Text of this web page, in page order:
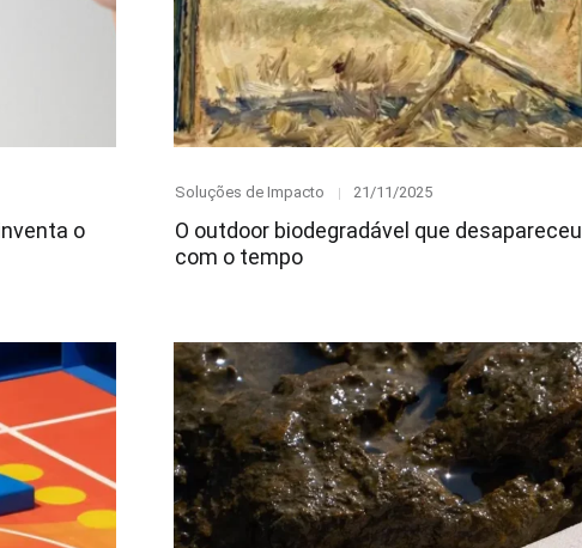
o
Category
Soluções de Impacto
Posted
21/11/2025
O outdoor biodegradável que desapareceu
com o tempo